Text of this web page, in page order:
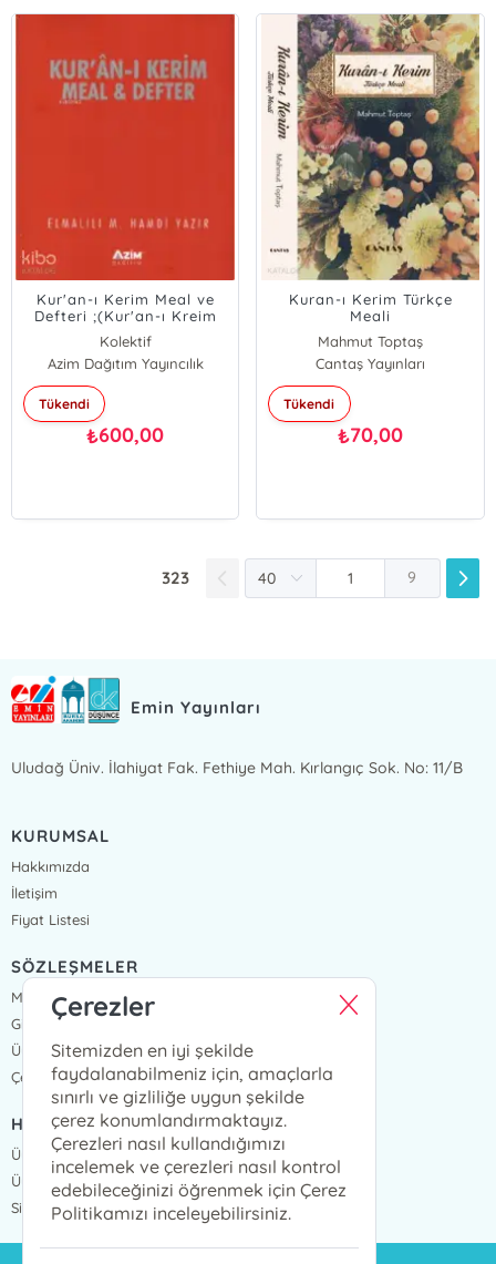
Kur'an-ı Kerim Meal ve
Defteri ;(Kur'an-ı Kreim
Ayetelri Sırasına ve
Sayfasına göre
düzenlenmiştir)
Kolektif
Azim Dağıtım Yayıncılık
Tükendi
₺600,00
Kuran-ı Kerim Türkçe
Meali
Mahmut Toptaş
Cantaş Yayınları
Tükendi
₺70,00
323 9
Emin Yayınları
Uludağ Üniv. İlahiyat Fak. Fethiye Mah. Kırlangıç Sok. No: 11/B
KURUMSAL
Hakkımızda
İletişim
Fiyat Listesi
SÖZLEŞMELER
Mesafeli Satış Sözleşmesi
Gizlilik Sözleşmesi
Üyelik Sözleşmesi
Çerez Politikası
HIZLI ERİŞİM
Üye Ol
Üye Giriş
Sipariş Takip
Çerezler
Sitemizden en iyi şekilde
faydalanabilmeniz için, amaçlarla
sınırlı ve gizliliğe uygun şekilde
çerez konumlandırmaktayız.
Çerezleri nasıl kullandığımızı
incelemek ve çerezleri nasıl kontrol
edebileceğinizi öğrenmek için Çerez
Politikamızı inceleyebilirsiniz.